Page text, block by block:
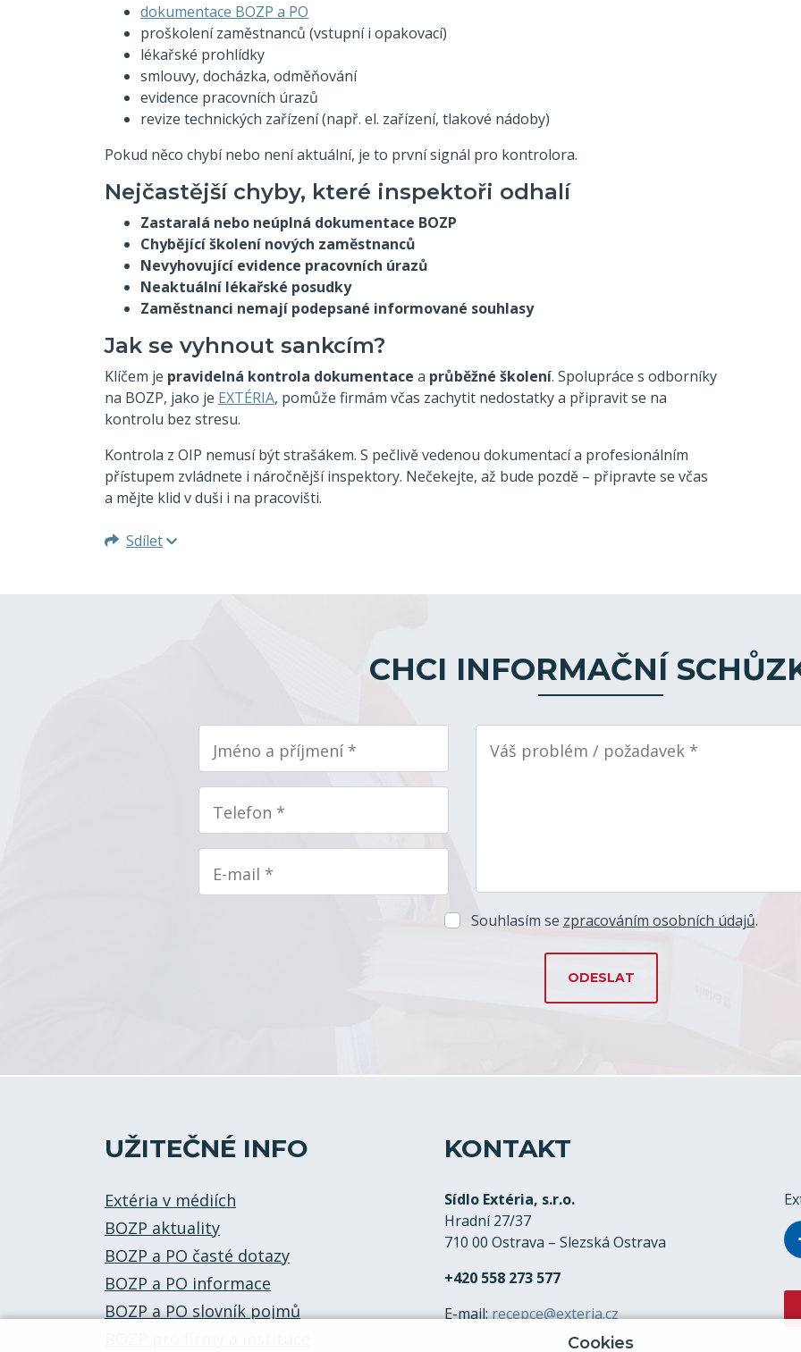
dokumentace BOZP a PO
proškolení zaměstnanců (vstupní i opakovací)
lékařské prohlídky
smlouvy, docházka, odměňování
evidence pracovních úrazů
revize technických zařízení (např. el. zařízení, tlakové nádoby)
Pokud něco chybí nebo není aktuální, je to první signál pro kontrolora.
Nejčastější chyby, které inspektoři odhalí
Zastaralá nebo neúplná dokumentace BOZP
Chybějící školení nových zaměstnanců
Nevyhovující evidence pracovních úrazů
Neaktuální lékařské posudky
Zaměstnanci nemají podepsané informované souhlasy
Jak se vyhnout sankcím?
Klíčem je pravidelná kontrola dokumentace a průběžné školení. Spolupráce s odborníky
na BOZP, jako je EXTÉRIA, pomůže firmám včas zachytit nedostatky a připravit se na
kontrolu bez stresu.
Kontrola z OIP nemusí být strašákem. S pečlivě vedenou dokumentací a profesionálním
přístupem zvládnete i náročnější inspektory. Nečekejte, až bude pozdě – připravte se včas
a mějte klid v duši i na pracovišti.
Sdílet
CHCI INFORMAČNÍ
Jméno a příjmení *
Telefon *
E-mail *
Váš problém / požadavek *
Souhlasím se zpracováním osobních údajů.
UŽITEČNÉ INFO
Extéria v médiích
BOZP aktuality
BOZP a PO časté dotazy
BOZP a PO informace
BOZP a PO slovník pojmů
KONTAKT
Sídlo Extéria, s.r.o.
Hradní 27/37
710 00 Ostrava – Slezská Ostrava
+420 558 273 577
E-mail:recepce@exteria.cz
Cookies